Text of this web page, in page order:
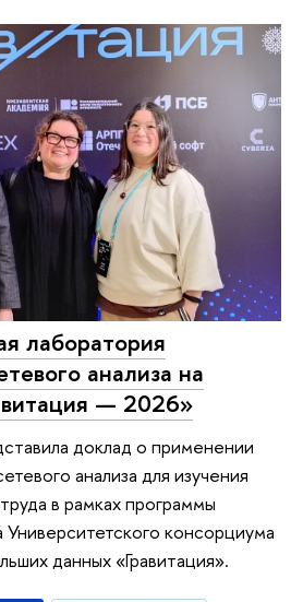
лаборатория
анализа на
— 2026»
доклад о применении
анализа для изучения
в рамках программы
Университетского консорциума
данных «Гравитация».